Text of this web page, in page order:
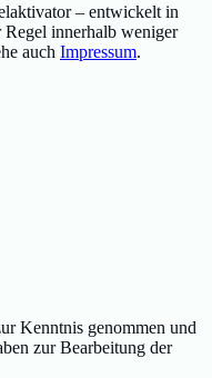
– entwickelt in
innerhalb weniger
auch Impressum.
Kenntnis genommen und
zur Bearbeitung der